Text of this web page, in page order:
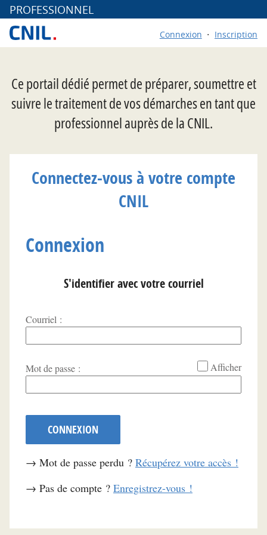
PROFESSIONNEL
Connexion Inscription
Ce portail dédié permet de préparer, soumettre et
suivre le traitement de vos démarches en tant que
professionnel auprès de la CNIL.
Connectez-vous à votre compte
CNIL
Connexion
S'identifier avec votre courriel
Courriel :
*
Mot de passe : Afficher
CONNEXION
→ Mot de passe perdu ? Récupérez votre accès !
→ Pas de compte ? Enregistrez-vous !